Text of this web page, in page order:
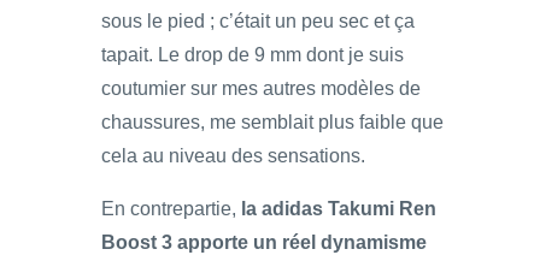
sous le pied ; c’était un peu sec et ça
tapait. Le drop de 9 mm dont je suis
coutumier sur mes autres modèles de
chaussures, me semblait plus faible que
cela au niveau des sensations.
En contrepartie, la adidas Takumi Ren
Boost 3 apporte un réel dynamisme